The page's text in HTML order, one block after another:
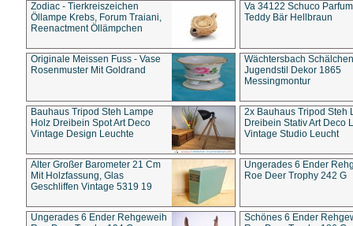
Zodiac - Tierkreiszeichen
Öllampe Krebs, Forum Traiani,
Reenactment Öllämpchen
Va 34122 Schuco
Teddy Bär Hellbraun
Originale Meissen Fuss - Vase
Rosenmuster Mit Goldrand
Wächtersbach Schälchen
Jugendstil Dekor 1865
Messingmontur
Bauhaus Tripod Steh Lampe
Holz Dreibein Spot Art Deco
Vintage Design Leuchte
2x Bauhaus Tripod Steh
Dreibein Stativ Art Deco
Vintage Studio Leucht
Alter Großer Barometer 21 Cm
Mit Holzfassung, Glas
Geschliffen Vintage 5319 19
Ungerades 6 Ender
Roe Deer Trophy 242 G
Ungerades 6 Ender Rehgeweih
Schönes 6 Ender